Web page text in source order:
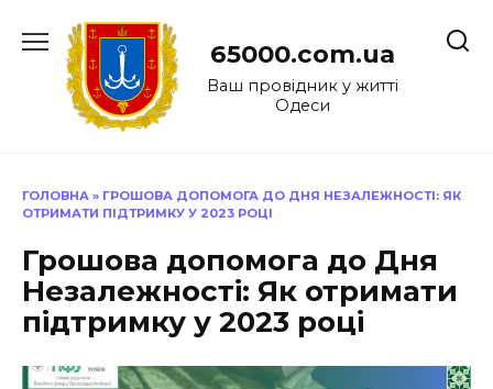
до
65000.com.ua
Ваш провідник у житті
Одеси
ГОЛОВНА » ГРОШОВА ДОПОМОГА ДО ДНЯ НЕЗАЛЕЖНОСТІ: ЯК
ОТРИМАТИ ПІДТРИМКУ У 2023 РОЦІ
Грошова допомога до Дня
Незалежності: Як отримати
підтримку у 2023 році